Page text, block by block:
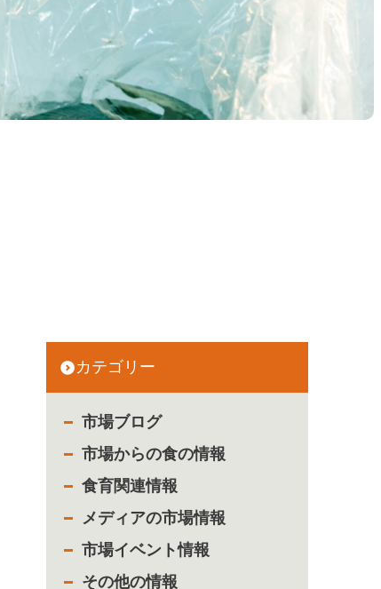
カテゴリー
市場ブログ
市場からの食の情報
食育関連情報
メディアの市場情報
市場イベント情報
その他の情報